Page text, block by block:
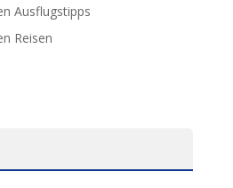
Ausflugstipps
Reisen